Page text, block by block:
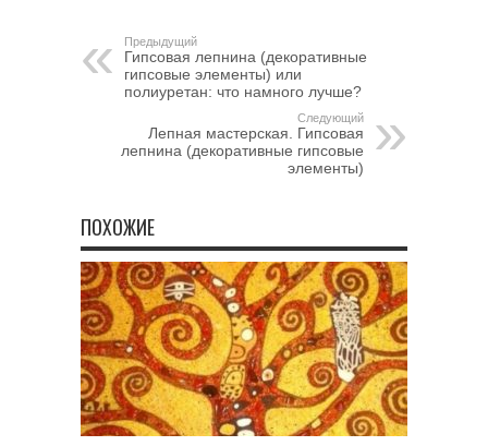
Предыдущий
Гипсовая лепнина (декоративные
гипсовые элементы) или
полиуретан: что намного лучше?
Следующий
Лепная мастерская. Гипсовая
лепнина (декоративные гипсовые
элементы)
ПОХОЖИЕ